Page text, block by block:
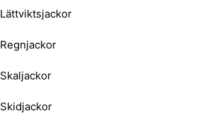
Lättviktsjackor
Regnjackor
Skaljackor
Skidjackor